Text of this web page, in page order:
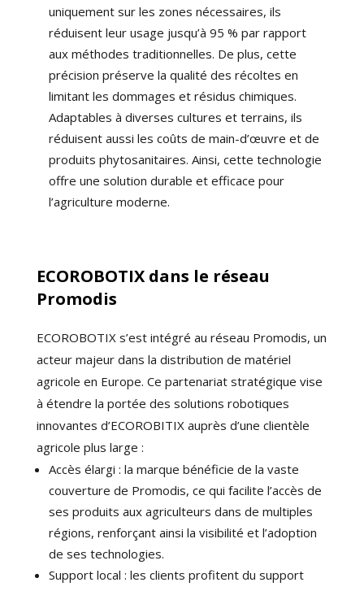
uniquement sur les zones nécessaires, ils
réduisent leur usage jusqu’à 95 % par rapport
aux méthodes traditionnelles. De plus, cette
précision préserve la qualité des récoltes en
limitant les dommages et résidus chimiques.
Adaptables à diverses cultures et terrains, ils
réduisent aussi les coûts de main-d’œuvre et de
produits phytosanitaires. Ainsi, cette technologie
offre une solution durable et efficace pour
l’agriculture moderne.
ECOROBOTIX dans le réseau
Promodis
ECOROBOTIX s’est intégré au réseau Promodis, un
acteur majeur dans la distribution de matériel
agricole en Europe. Ce partenariat stratégique vise
à étendre la portée des solutions robotiques
innovantes d’ECOROBITIX auprès d’une clientèle
agricole plus large :
Accès élargi : la marque bénéficie de la vaste
couverture de Promodis, ce qui facilite l’accès de
ses produits aux agriculteurs dans de multiples
régions, renforçant ainsi la visibilité et l’adoption
de ses technologies.
Support local : les clients profitent du support